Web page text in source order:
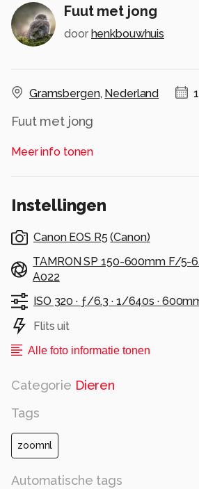
Fuut met jong
door henkbouwhuis
Gramsbergen, Nederland
Fuut met jong
Alle rechten voorbehouden
Meer info tonen
Instellingen
Canon EOS R5 (Canon)
TAMRON SP 150-600mm F/5-
A022
ISO 320 · ƒ/6.3 · 1/640s ·
Flits uit
Alle foto informatie tonen
Categorie Dieren
Tags
zoomnl
Automatische tags